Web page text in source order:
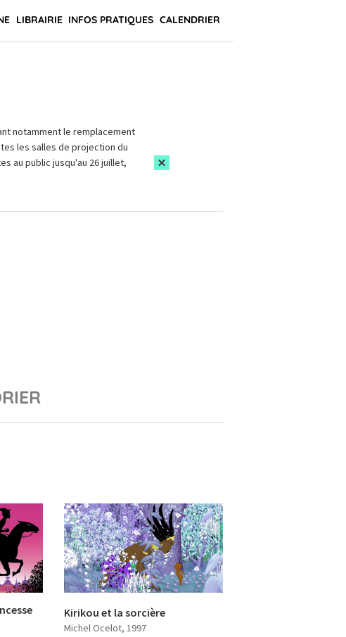
LIBRAIRIE INFOS PRATIQUES CALENDRIER
notamment le remplacement
les salles de projection du
au public jusqu'au 26 juillet,
Kirikou et la sorcière
Michel Ocelot, 1997